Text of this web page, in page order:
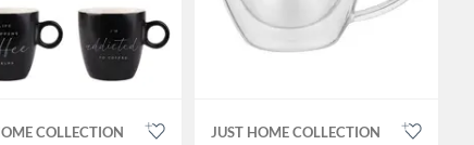
COLLECTION JUST HOME COLLECTION